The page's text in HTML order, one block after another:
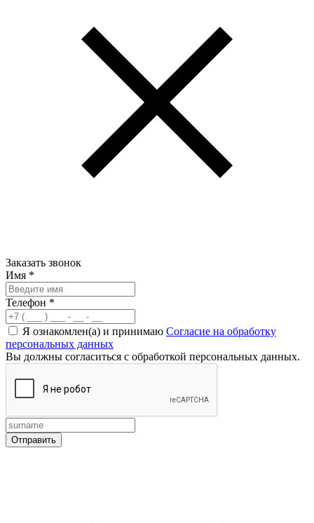
Заказать звонок
Имя *
Телефон *
Я ознакомлен(а) и принимаю Согласие на обработку
персональных данных
Вы должны согласиться с обработкой персональных данных.